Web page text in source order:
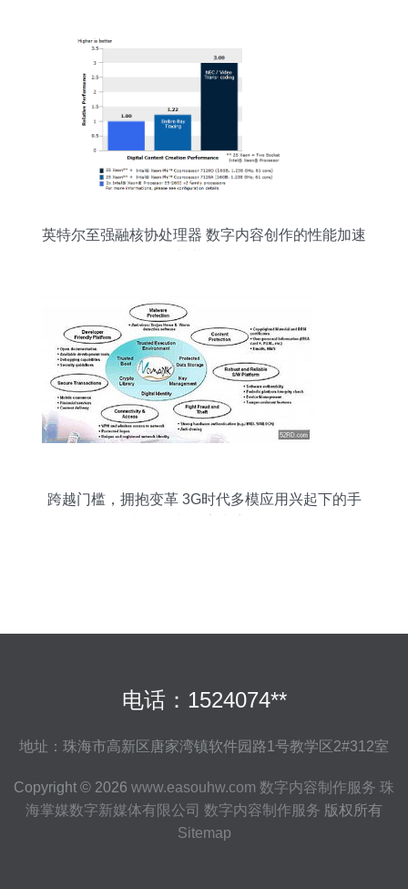
英特尔至强融核协处理器 数字内容创作的性能加速
跨越门槛，拥抱变革 3G时代多模应用兴起下的手
电话：1524074**
地址：珠海市高新区唐家湾镇软件园路1号教学区2#312室
Copyright © 2026 www.easouhw.com 数字内容制作服务 珠
海掌媒数字新媒体有限公司 数字内容制作服务 版权所有
Sitemap